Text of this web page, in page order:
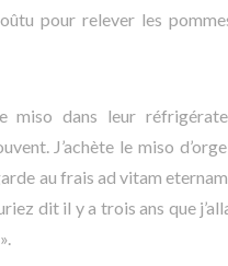
pour relever les
miso dans leur
J’achète le miso
au frais ad vitam
dit il y a trois ans que